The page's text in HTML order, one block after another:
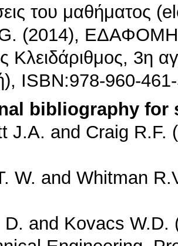
του μαθήματος
(2014),
Κλειδάριθμος, 3η
ISBN:978-960-
bibliography for
J.A. and Craig R.F.
W. and Whitman
D. and Kovacs W.D.